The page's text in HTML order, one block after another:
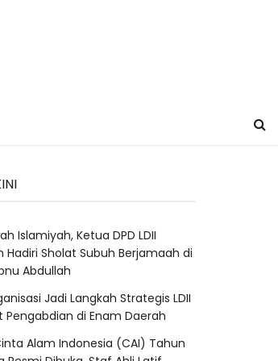
Islamiyah, Ketua DPD LDII
Hadiri Sholat Subuh Berjamaah di
Abdullah
Jadi Langkah Strategis LDII
Pengabdian di Enam Daerah
Alam Indonesia (CAI) Tahun